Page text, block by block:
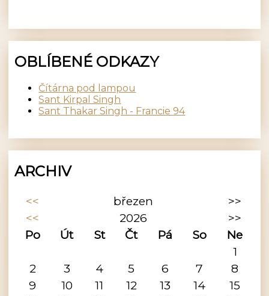
OBLÍBENÉ ODKAZY
Čítárna pod lampou
Sant Kirpal Singh
Sant Thakar Singh - Francie 94
ARCHIV
<< březen
>>
<<
2026
>>
Po
Út St Čt Pá So
Ne
1
2
3 4 5 6 7
8
9
10 11 12 13 14
15